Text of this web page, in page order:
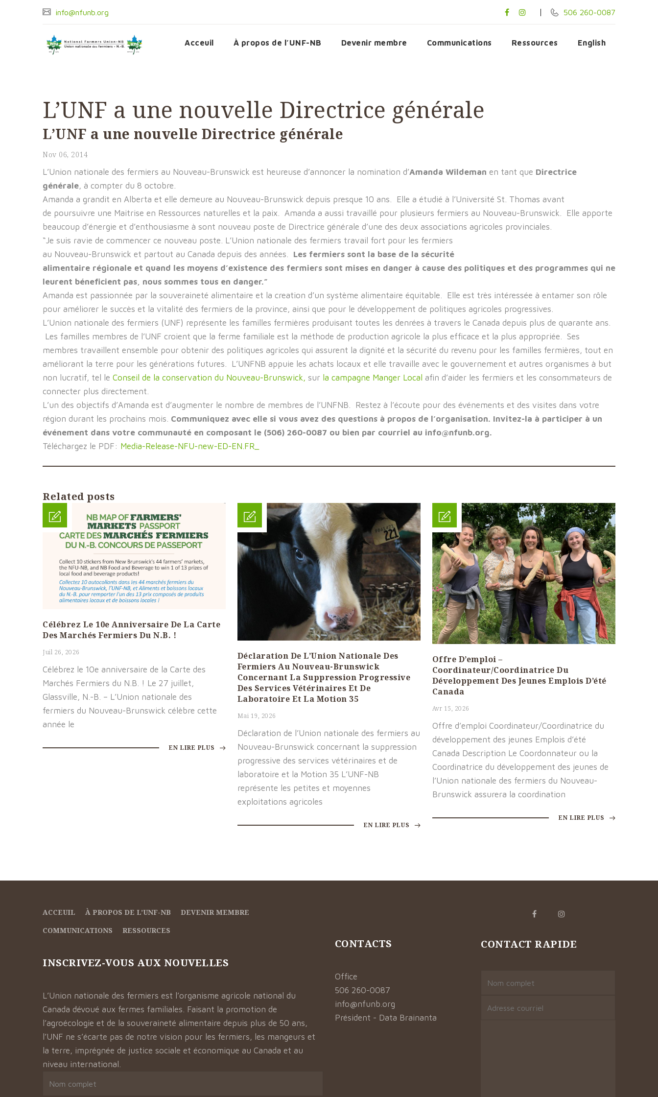
info@nfunb.org 506 260-0087
Acceuil À propos de l’UNF-NB Devenir membre Communications Ressources English
L’UNF a une nouvelle Directrice générale
L’UNF a une nouvelle Directrice générale
Nov 06, 2014
L’Union nationale des fermiers au Nouveau-Brunswick est heureuse d’annoncer la nomination d’Amanda Wildeman en tant que Directrice
générale, à compter du 8 octobre.
Amanda a grandit en Alberta et elle demeure au Nouveau-Brunswick depuis presque 10 ans. Elle a étudié à l’Université St. Thomas avant
de poursuivre une Maitrise en Ressources naturelles et la paix. Amanda a aussi travaillé pour plusieurs fermiers au Nouveau-Brunswick. Elle apporte
beaucoup d’énergie et d’enthousiasme à sont nouveau poste de Directrice générale d’une des deux associations agricoles provinciales.
“Je suis ravie de commencer ce nouveau poste. L’Union nationale des fermiers travail fort pour les fermiers
au Nouveau-Brunswick et partout au Canada depuis des années. Les fermiers sont la base de la sécurité
alimentaire régionale et quand les moyens d’existence des fermiers sont mises en danger à cause des politiques et des programmes qui ne
leurent béneficient pas, nous sommes tous en danger.”
Amanda est passionnée par la souveraineté alimentaire et la creation d’un système alimentaire équitable. Elle est très intéressée à entamer son rôle
pour améliorer le succès et la vitalité des fermiers de la province, ainsi que pour le développement de politiques agricoles progressives.
L’Union nationale des fermiers (UNF) représente les familles fermières produisant toutes les denrées à travers le Canada depuis plus de quarante ans.
Les familles membres de l’UNF croient que la ferme familiale est la méthode de production agricole la plus efficace et la plus appropriée. Ses
membres travaillent ensemble pour obtenir des politiques agricoles qui assurent la dignité et la sécurité du revenu pour les familles fermières, tout en
améliorant la terre pour les générations futures. L’UNFNB appuie les achats locaux et elle travaille avec le gouvernement et autres organismes à but
non lucratif, tel le Conseil de la conservation du Nouveau-Brunswick, sur la campagne Manger Local afin d’aider les fermiers et les consommateurs de
connecter plus directement.
L’un des objectifs d’Amanda est d’augmenter le nombre de membres de l’UNFNB. Restez à l’écoute pour des événements et des visites dans votre
région durant les prochains mois. Communiquez avec elle si vous avez des questions à propos de l’organisation. Invitez-la à participer à un
événement dans votre communauté en composant le (506) 260-0087 ou bien par courriel au info@nfunb.org.
Téléchargez le PDF: Media-Release-NFU-new-ED-EN.FR_
Related posts
Célébrez Le 10e Anniversaire De La Carte
Des Marchés Fermiers Du N.B. !
Juil 26, 2026
Célébrez le 10e anniversaire de la Carte des
Marchés Fermiers du N.B. ! Le 27 juillet,
Glassville, N.-B. – L’Union nationale des
fermiers du Nouveau-Brunswick célèbre cette
année le
EN LIRE PLUS
Déclaration De L’Union Nationale Des
Fermiers Au Nouveau-Brunswick
Concernant La Suppression Progressive
Des Services Vétérinaires Et De
Laboratoire Et La Motion 35
Mai 19, 2026
Déclaration de l’Union nationale des fermiers au
Nouveau-Brunswick concernant la suppression
progressive des services vétérinaires et de
laboratoire et la Motion 35 L’UNF-NB
représente les petites et moyennes
exploitations agricoles
EN LIRE PLUS
Offre D’emploi –
Coordinateur/Coordinatrice Du
Développement Des Jeunes Emplois D’été
Canada
Avr 15, 2026
Offre d’emploi Coordinateur/Coordinatrice du
développement des jeunes Emplois d’été
Canada Description Le Coordonnateur ou la
Coordinatrice du développement des jeunes de
l’Union nationale des fermiers du Nouveau-
Brunswick assurera la coordination
EN LIRE PLUS
ACCEUIL À PROPOS DE L’UNF-NB
DEVENIR MEMBRE
COMMUNICATIONS
RESSOURCES
INSCRIVEZ-VOUS AUX NOUVELLES
L’Union nationale des fermiers est l’organisme agricole national du
Canada dévoué aux fermes familiales. Faisant la promotion de
l’agroécologie et de la souveraineté alimentaire depuis plus de 50 ans,
l’UNF ne s’écarte pas de notre vision pour les fermiers, les mangeurs et
la terre, imprégnée de justice sociale et économique au Canada et au
niveau international.
CONTACTS
Office
506 260-0087
info@nfunb.org
Président - Data Brainanta
CONTACT RAPIDE